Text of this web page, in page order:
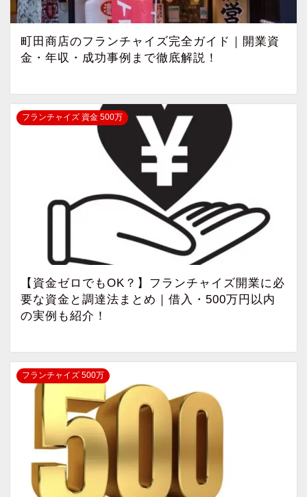
町田商店のフランチャイズ完全ガイド｜開業資
金・年収・成功事例まで徹底解説！
フランチャイズ 資金 500万
【資金ゼロでもOK？】フランチャイズ開業に必
要な資金と調達法まとめ｜借入・500万円以内
の実例も紹介！
フランチャイズ 500万